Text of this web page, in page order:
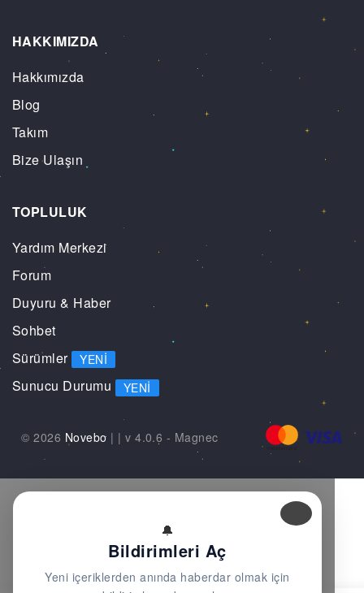
HAKKIMIZDA
Hakkımızda
Blog
Takım
Bize Ulaşın
TOPLULUK
Yardım Merkezi
Forum
Duyuru & Haber
Sohbet
Sürümler YENI
Sunucu Durumu YENI
© 2026 Novebo | | v 4.0.6 - Magnec
🔔
Bildirimleri Aç
Yeni içeriklerden anında haberdar olmak için